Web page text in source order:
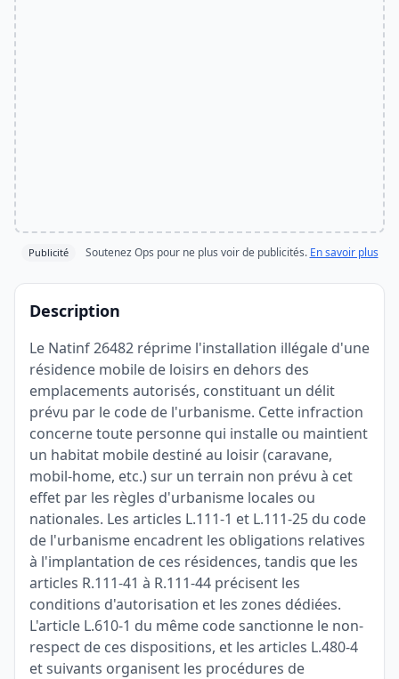
Publicité Soutenez Ops pour ne plus voir de publicités. En savoir plus
Description
Le Natinf 26482 réprime l'installation illégale d'une
résidence mobile de loisirs en dehors des
emplacements autorisés, constituant un délit
prévu par le code de l'urbanisme. Cette infraction
concerne toute personne qui installe ou maintient
un habitat mobile destiné au loisir (caravane,
mobil-home, etc.) sur un terrain non prévu à cet
effet par les règles d'urbanisme locales ou
nationales. Les articles L.111-1 et L.111-25 du code
de l'urbanisme encadrent les obligations relatives
à l'implantation de ces résidences, tandis que les
articles R.111-41 à R.111-44 précisent les
conditions d'autorisation et les zones dédiées.
L'article L.610-1 du même code sanctionne le non-
respect de ces dispositions, et les articles L.480-4
et suivants organisent les procédures de